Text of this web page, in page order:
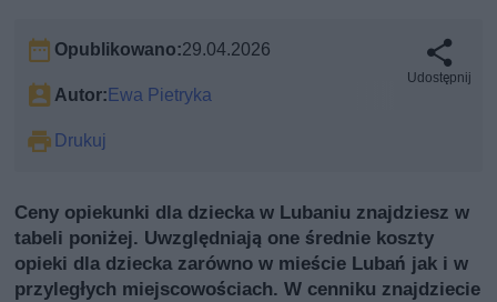
Opublikowano:29.04.2026
Autor: Ewa Pietryka
Drukuj
Udostępnij
Ceny opiekunki dla dziecka w Lubaniu znajdziesz w
tabeli poniżej. Uwzględniają one średnie koszty
opieki dla dziecka zarówno w mieście Lubań jak i w
przyległych miejscowościach. W cenniku znajdziecie